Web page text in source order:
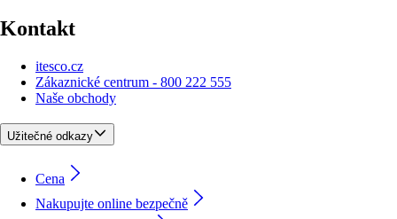
Kontakt
itesco.cz
Zákaznické centrum - 800 222 555
Naše obchody
Užitečné odkazy
Cena
Nakupujte online bezpečně